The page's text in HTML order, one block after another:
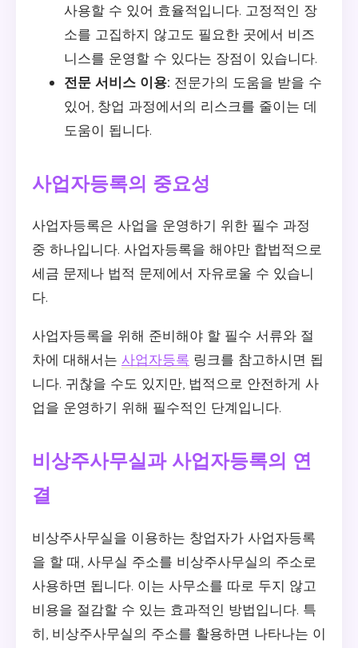
사용할 수 있어 효율적입니다. 고정적인 장
소를 고집하지 않고도 필요한 곳에서 비즈
니스를 운영할 수 있다는 장점이 있습니다.
전문 서비스 이용: 전문가의 도움을 받을 수
있어, 창업 과정에서의 리스크를 줄이는 데
도움이 됩니다.
사업자등록의 중요성
사업자등록은 사업을 운영하기 위한 필수 과정
중 하나입니다. 사업자등록을 해야만 합법적으로
세금 문제나 법적 문제에서 자유로울 수 있습니
다.
사업자등록을 위해 준비해야 할 필수 서류와 절
차에 대해서는 사업자등록 링크를 참고하시면 됩
니다. 귀찮을 수도 있지만, 법적으로 안전하게 사
업을 운영하기 위해 필수적인 단계입니다.
비상주사무실과 사업자등록의 연
결
비상주사무실을 이용하는 창업자가 사업자등록
을 할 때, 사무실 주소를 비상주사무실의 주소로
사용하면 됩니다. 이는 사무소를 따로 두지 않고
비용을 절감할 수 있는 효과적인 방법입니다. 특
히, 비상주사무실의 주소를 활용하면 나타나는 이